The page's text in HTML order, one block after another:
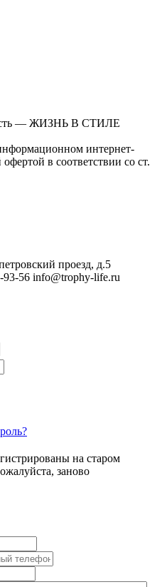
— ЖИЗНЬ В СТИЛЕ
интернет-
в соответствии со ст.
проезд, д.5
93-56 info@trophy-life.ru
на старом
заново